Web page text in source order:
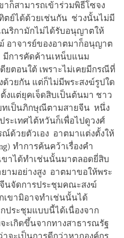
ก็สามารถเข้าร่วมพิธีโซจง
ตย์ได้ด้วยเช่นกัน ช่วงนั้นไม่มี
ริกามักไม่ได้รับอนุญาตให้
อาจารย์ของอาตมาก็อนุญาต
มีการคัดค้านเหน็บแนม
ยตอนใต้ เพราะไม่เคยมีกรณีที่
วยกัน แต่ก็ไม่มีพระสงฆ์รูปใด
งแต่ยุคเจ็ดสิบเป็นต้นมา ชาว
ทเป็นภิกษุณีตามสายจีน หนึ่ง
ระเทศไต้หวันก็เพื่อไปดูวงศ์
ด้วยตัวเอง อาตมาแต่งตั้งให้
ทำการค้นคว้าเรื่องคำ
าได้ทำเช่นนั้นมาตลอดยี่สิบ
ามอย่างสูง อาตมาขอให้พระ
นจัดการประชุมคณะสงฆ์
ขามิอาจทำเช่นนั้นได้
ประชุมแบบนี้ได้เนื่องจาก
เกิดขึ้นจากทางสาธารณรัฐ